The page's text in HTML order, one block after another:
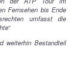
Fernsehen bis Ende
umfasst die
“
weiterhin Bestandteil